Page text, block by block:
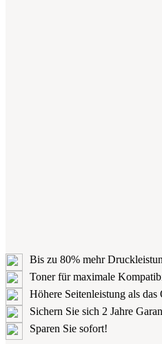
Bis zu 80% mehr
Toner für maximale
Höhere Seitenleistung als
Sichern Sie sich 2 Jahre
Sparen Sie sofort!